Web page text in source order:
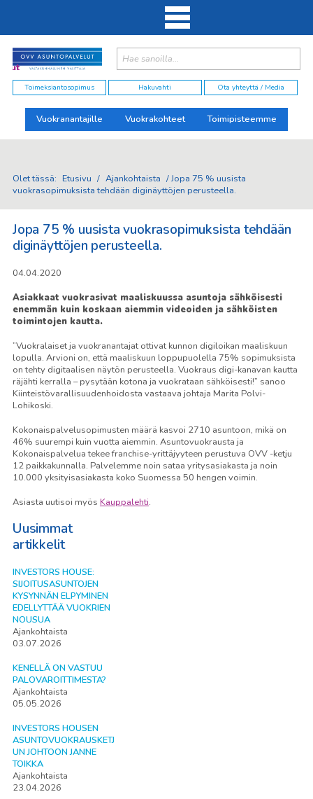
Toimeksiantosopimus Hakuvahti Ota yhteyttä / Media
Vuokranantajille Vuokrakohteet Toimipisteemme
Olet tässä: Etusivu / Ajankohtaista /Jopa 75 % uusista
vuokrasopimuksista tehdään diginäyttöjen perusteella.
Jopa 75 % uusista vuokrasopimuksista tehdään
diginäyttöjen perusteella.
04.04.2020
Asiakkaat vuokrasivat maaliskuussa asuntoja sähköisesti
enemmän kuin koskaan aiemmin videoiden ja sähköisten
toimintojen kautta.
”Vuokralaiset ja vuokranantajat ottivat kunnon digiloikan maaliskuun
lopulla. Arvioni on, että maaliskuun loppupuolella 75% sopimuksista
on tehty digitaalisen näytön perusteella. Vuokraus digi-kanavan kautta
räjähti kerralla – pysytään kotona ja vuokrataan sähköisesti!” sanoo
Kiinteistövarallisuudenhoidosta vastaava johtaja Marita Polvi-
Lohikoski.
Kokonaispalvelusopimusten määrä kasvoi 2710 asuntoon, mikä on
46% suurempi kuin vuotta aiemmin. Asuntovuokrausta ja
Kokonaispalvelua tekee franchise-yrittäjyyteen perustuva OVV -ketju
12 paikkakunnalla. Palvelemme noin sataa yritysasiakasta ja noin
10.000 yksityisasiakasta koko Suomessa 50 hengen voimin.
Asiasta uutisoi myös Kauppalehti.
Uusimmat
artikkelit
INVESTORS HOUSE:
SIJOITUSASUNTOJEN
KYSYNNÄN ELPYMINEN
EDELLYTTÄÄ VUOKRIEN
NOUSUA
Ajankohtaista
03.07.2026
KENELLÄ ON VASTUU
PALOVAROITTIMESTA?
Ajankohtaista
05.05.2026
INVESTORS HOUSEN
ASUNTOVUOKRAUSKETJ
UN JOHTOON JANNE
TOIKKA
Ajankohtaista
23.04.2026